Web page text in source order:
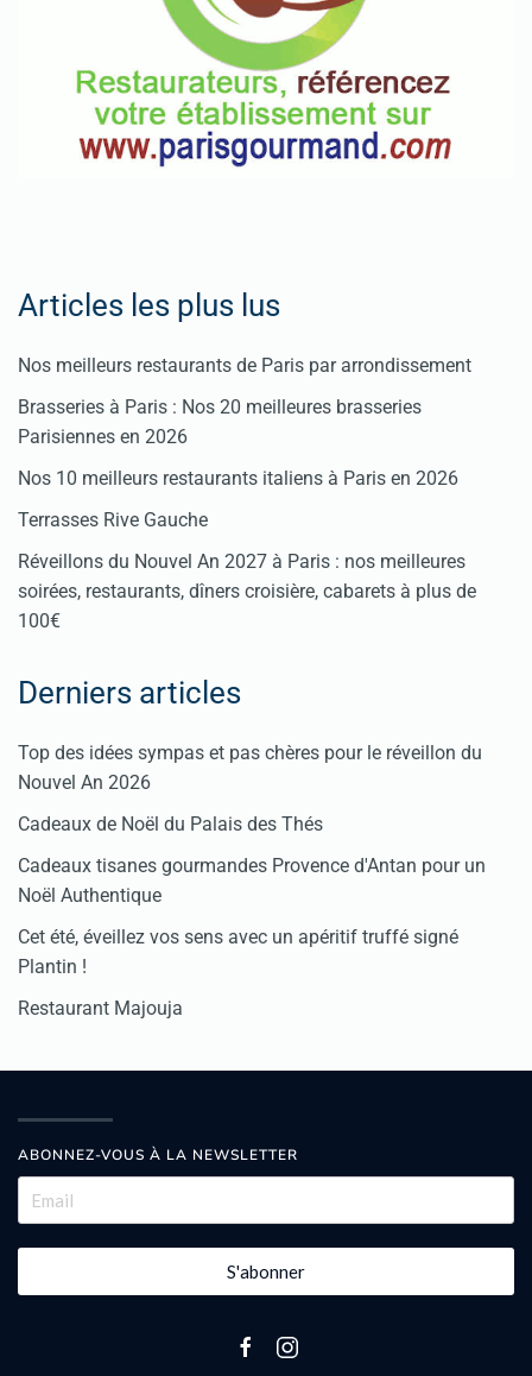
Articles les plus lus
Nos meilleurs restaurants de Paris par arrondissement
Brasseries à Paris : Nos 20 meilleures brasseries
Parisiennes en 2026
Nos 10 meilleurs restaurants italiens à Paris en 2026
Terrasses Rive Gauche
Réveillons du Nouvel An 2027 à Paris : nos meilleures
soirées, restaurants, dîners croisière, cabarets à plus de
100€
Derniers articles
Top des idées sympas et pas chères pour le réveillon du
Nouvel An 2026
Cadeaux de Noël du Palais des Thés
Cadeaux tisanes gourmandes Provence d'Antan pour un
Noël Authentique
Cet été, éveillez vos sens avec un apéritif truffé signé
Plantin !
Restaurant Majouja
ABONNEZ-VOUS À LA NEWSLETTER
S'abonner